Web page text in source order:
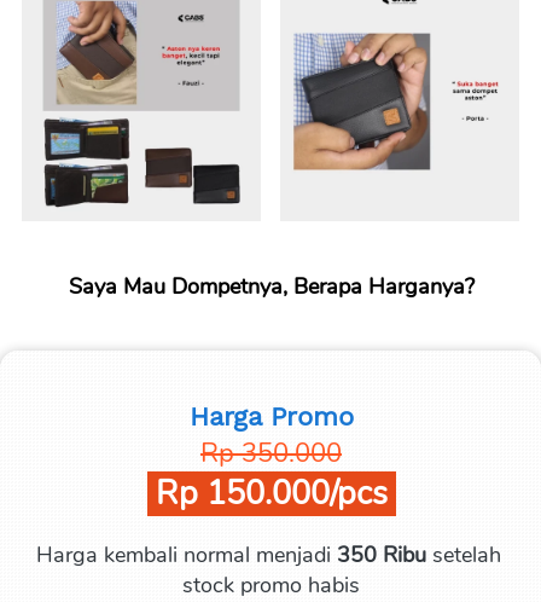
Saya Mau Dompetnya, Berapa Harganya?
Harga Promo
Rp 350.000
Rp 150.000/pcs
Harga kembali normal menjadi 350 Ribu setelah
stock promo habis